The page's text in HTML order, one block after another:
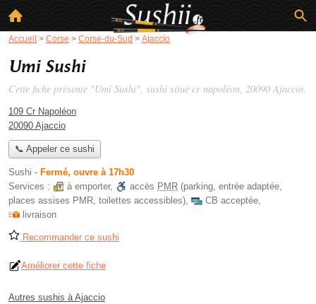
Accueil > Corse > Corse-du-Sud > Ajaccio
Umi Sushi
Cette fiche présente "Umi Sushi", sushi situé cr napoléon, 20090 Ajaccio.
109 Cr Napoléon
20090 Ajaccio
📞 Appeler ce sushi
Sushi - Fermé, ouvre à 17h30
Services :
à emporter, accès PMR (parking, entrée adaptée,
places assises PMR, toilettes accessibles), CB acceptée,
livraison
Recommander ce sushi
Améliorer cette fiche
Autres sushis à Ajaccio